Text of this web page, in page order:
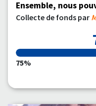
Ensemble, nous
Collecte de fonds par
75%